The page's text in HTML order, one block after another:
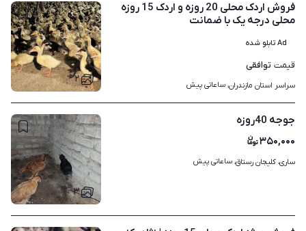
۲
فروش اردک محلی 20 روزه و اردک 15 روزه
محلی درجه یک با ضمانت
Ad تابلو شده
قیمت توافقی
سراسر استان مازندران، ساعاتی پیش
۳
جوجه 40روزه
۳۵۰,۰۰۰
ساری، کلیجان رستاق، ساعاتی پیش